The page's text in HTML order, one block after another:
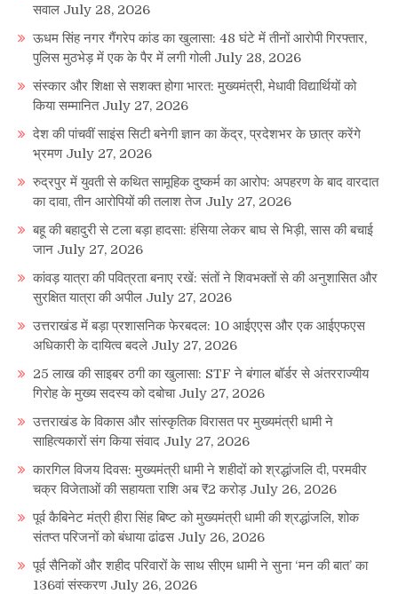
सवाल July 28, 2026
ऊधम सिंह नगर गैंगरेप कांड का खुलासा: 48 घंटे में तीनों आरोपी गिरफ्तार,
पुलिस मुठभेड़ में एक के पैर में लगी गोली July 28, 2026
संस्कार और शिक्षा से सशक्त होगा भारत: मुख्यमंत्री, मेधावी विद्यार्थियों को
किया सम्मानित July 27, 2026
देश की पांचवीं साइंस सिटी बनेगी ज्ञान का केंद्र, प्रदेशभर के छात्र करेंगे
भ्रमण July 27, 2026
रुद्रपुर में युवती से कथित सामूहिक दुष्कर्म का आरोप: अपहरण के बाद वारदात
का दावा, तीन आरोपियों की तलाश तेज July 27, 2026
बहू की बहादुरी से टला बड़ा हादसा: हंसिया लेकर बाघ से भिड़ी, सास की बचाई
जान July 27, 2026
कांवड़ यात्रा की पवित्रता बनाए रखें: संतों ने शिवभक्तों से की अनुशासित और
सुरक्षित यात्रा की अपील July 27, 2026
उत्तराखंड में बड़ा प्रशासनिक फेरबदल: 10 आईएएस और एक आईएफएस
अधिकारी के दायित्व बदले July 27, 2026
25 लाख की साइबर ठगी का खुलासा: STF ने बंगाल बॉर्डर से अंतरराज्यीय
गिरोह के मुख्य सदस्य को दबोचा July 27, 2026
उत्तराखंड के विकास और सांस्कृतिक विरासत पर मुख्यमंत्री धामी ने
साहित्यकारों संग किया संवाद July 27, 2026
कारगिल विजय दिवस: मुख्यमंत्री धामी ने शहीदों को श्रद्धांजलि दी, परमवीर
चक्र विजेताओं की सहायता राशि अब ₹2 करोड़ July 26, 2026
पूर्व कैबिनेट मंत्री हीरा सिंह बिष्ट को मुख्यमंत्री धामी की श्रद्धांजलि, शोक
संतप्त परिजनों को बंधाया ढांढस July 26, 2026
पूर्व सैनिकों और शहीद परिवारों के साथ सीएम धामी ने सुना ‘मन की बात’ का
136वां संस्करण July 26, 2026